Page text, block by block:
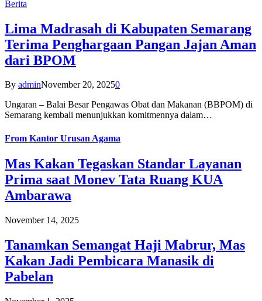
Berita
Lima Madrasah di Kabupaten Semarang
Terima Penghargaan Pangan Jajan Aman
dari BPOM
By adminNovember 20, 20250
Ungaran – Balai Besar Pengawas Obat dan Makanan (BBPOM) di
Semarang kembali menunjukkan komitmennya dalam…
From Kantor Urusan Agama
Mas Kakan Tegaskan Standar Layanan
Prima saat Monev Tata Ruang KUA
Ambarawa
November 14, 2025
Tanamkan Semangat Haji Mabrur, Mas
Kakan Jadi Pembicara Manasik di
Pabelan